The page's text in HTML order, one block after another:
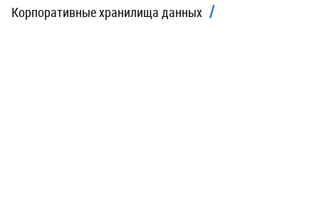
Корпоративные хранилища данных